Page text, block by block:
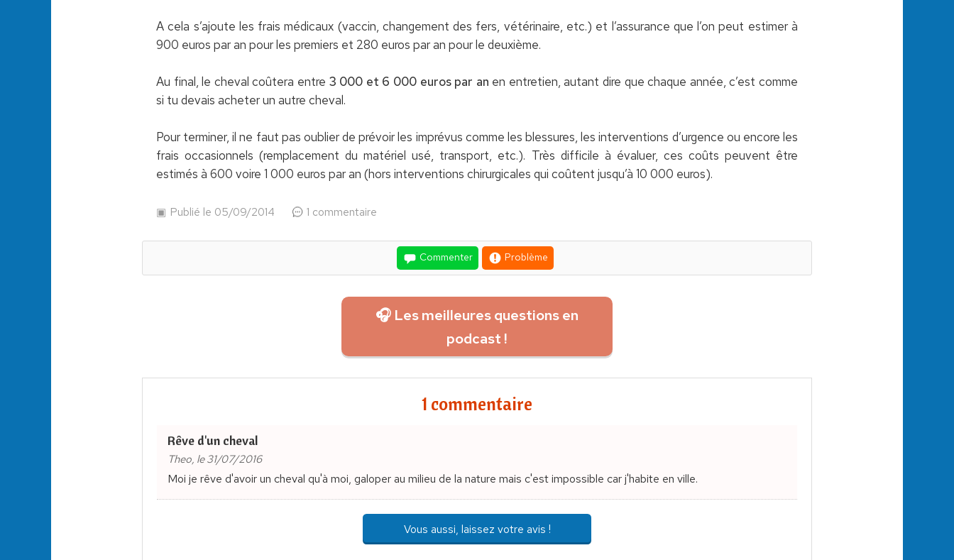
A cela s’ajoute les frais médicaux (vaccin, changement des fers, vétérinaire, etc.) et l’assurance que l’on peut estimer à
900 euros par an pour les premiers et 280 euros par an pour le deuxième.
Au final, le cheval coûtera entre 3 000 et 6 000 euros par an en entretien, autant dire que chaque année, c’est comme
si tu devais acheter un autre cheval.
Pour terminer, il ne faut pas oublier de prévoir les imprévus comme les blessures, les interventions d’urgence ou encore les
frais occasionnels (remplacement du matériel usé, transport, etc.). Très difficile à évaluer, ces coûts peuvent être
estimés à 600 voire 1 000 euros par an (hors interventions chirurgicales qui coûtent jusqu’à 10 000 euros).
Publié le 05/09/2014 1 commentaire
Commenter Problème
🎧 Les meilleures questions en
podcast !
1 commentaire
Rêve d'un cheval
Theo, le 31/07/2016
Moi je rêve d'avoir un cheval qu'à moi, galoper au milieu de la nature mais c'est impossible car j'habite en ville.
Vous aussi, laissez votre avis !